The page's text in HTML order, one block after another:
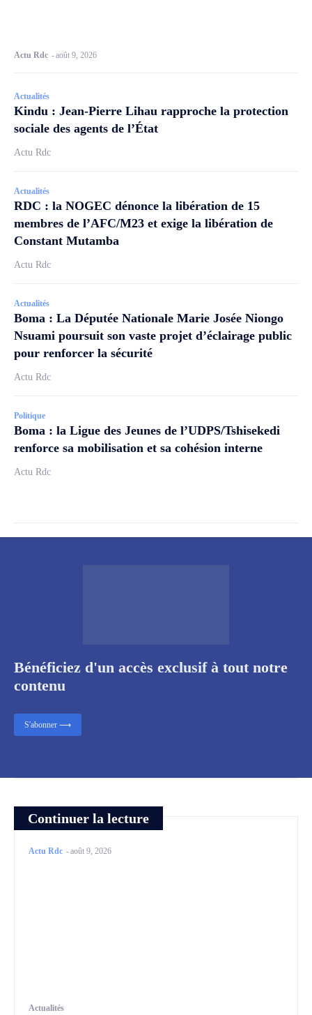
Actu Rdc -août 9, 2026
Actualités
Kindu : Jean-Pierre Lihau rapproche la protection
sociale des agents de l’État
Actu Rdc
Actualités
RDC : la NOGEC dénonce la libération de 15
membres de l’AFC/M23 et exige la libération de
Constant Mutamba
Actu Rdc
Actualités
Boma : La Députée Nationale Marie Josée Niongo
Nsuami poursuit son vaste projet d’éclairage public
pour renforcer la sécurité
Actu Rdc
Politique
Boma : la Ligue des Jeunes de l’UDPS/Tshisekedi
renforce sa mobilisation et sa cohésion interne
Actu Rdc
Continuer la lecture
Actu Rdc -août 9, 2026
Actualités
Bénéficiez d'un accès exclusif à tout notre
contenu
S'abonner ⟶